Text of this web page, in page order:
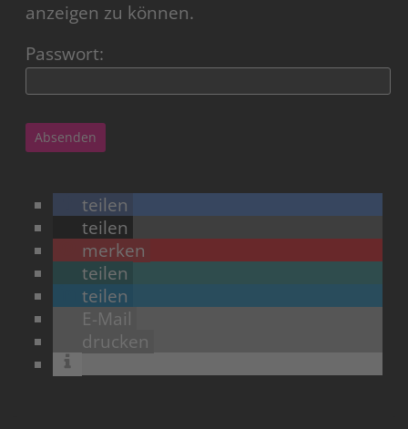
anzeigen zu können.
Passwort:
teilen
teilen
merken
teilen
teilen
E-Mail
drucken